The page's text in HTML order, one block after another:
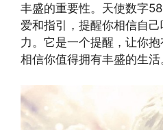
丰盛的重要性。天使数字
爱和指引，提醒你相信自
力。它是一个提醒，让你
相信你值得拥有丰盛的生活